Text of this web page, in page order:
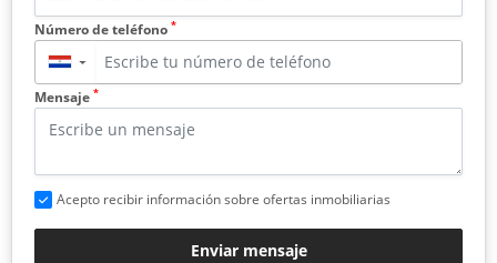
Número de teléfono *
▼
Mensaje *
Acepto recibir información sobre ofertas inmobiliarias
Enviar mensaje